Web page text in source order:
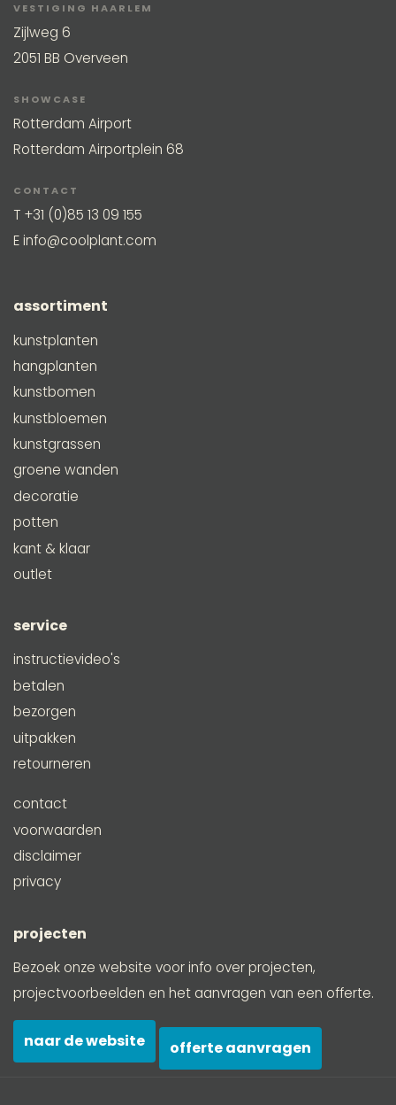
VESTIGING HAARLEM
Zijlweg 6
2051 BB Overveen
SHOWCASE
Rotterdam Airport
Rotterdam Airportplein 68
CONTACT
T +31 (0)85 13 09 155
Einfo@coolplant.com
assortiment
kunstplanten
hangplanten
kunstbomen
kunstbloemen
kunstgrassen
groene wanden
decoratie
potten
kant & klaar
outlet
service
instructievideo's
betalen
bezorgen
uitpakken
retourneren
contact
voorwaarden
disclaimer
privacy
projecten
Bezoek onze website voor info over projecten,
projectvoorbeelden en het aanvragen van een offerte.
naar de website offerte aanvragen